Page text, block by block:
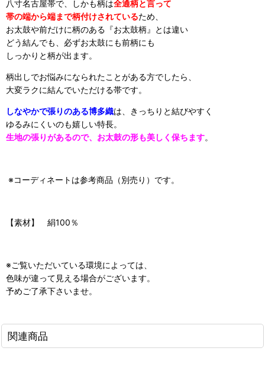
八寸名古屋帯で、しかも柄は全通柄と言って
帯の端から端まで柄付けされているため、
お太鼓や前だけに柄のある『お太鼓柄』とは違い
どう結んでも、必ずお太鼓にも前柄にも
しっかりと柄が出ます。
柄出しでお悩みになられたことがある方でしたら、
大変ラクに結んでいただける帯です。
しなやかで張りのある博多織は、きっちりと結びやすく
ゆるみにくいのも嬉しい特長。
生地の張りがあるので、お太鼓の形も美しく保ちます。
※コーディネートは参考商品（別売り）です。
【素材】 絹100％
※ご覧いただいている環境によっては、
色味が違って見える場合がございます。
予めご了承下さいませ。
関連商品